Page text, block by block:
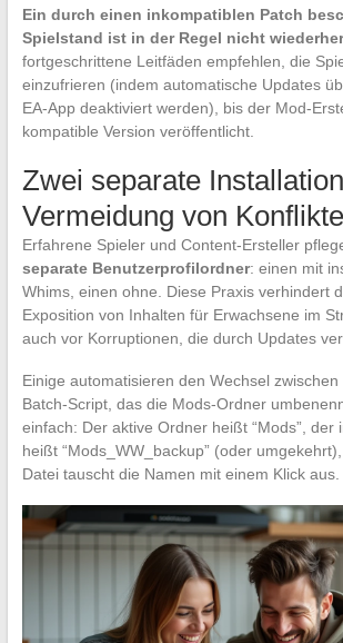
Ein durch einen inkompatiblen Patch
Spielstand ist in der Regel nicht
fortgeschrittene Leitfäden empfehlen, die
einzufrieren (indem automatische Updates
EA-App deaktiviert werden), bis der Mod-
kompatible Version veröffentlicht.
Zwei separate
Vermeidung von
Erfahrene Spieler und Content-Ersteller
separate Benutzerprofilordner: einen mit
Whims, einen ohne. Diese Praxis verhindert
Exposition von Inhalten für Erwachsene im
auch vor Korruptionen, die durch Updates
Einige automatisieren den Wechsel
Batch-Script, das die Mods-Ordner
einfach: Der aktive Ordner heißt “Mods”, der
heißt “Mods_WW_backup” (oder
Datei tauscht die Namen mit einem Klick aus.